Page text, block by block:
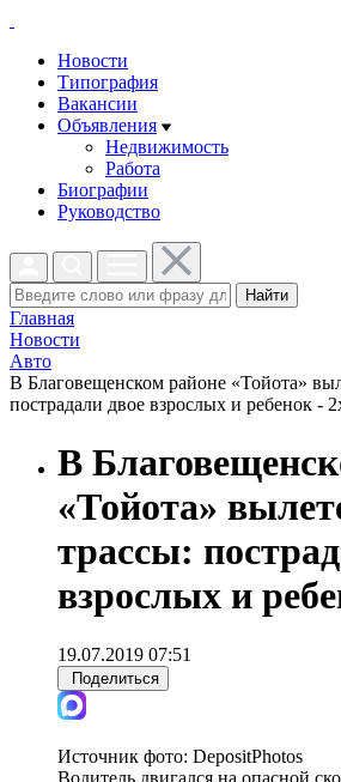
Новости
Типография
Вакансии
Объявления
Недвижимость
Работа
Биографии
Руководство
Найти
Главная
Новости
Авто
В Благовещенском районе «Тойота»
пострадали двое взрослых и ребенок -
В
«Тойота»
трассы:
взрослых и
19.07.2019 07:51
Поделиться
Источник фото: DepositPhotos
Водитель двигался на опасной